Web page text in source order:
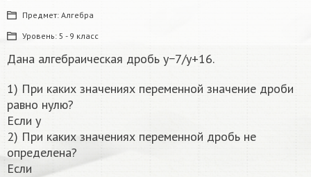
Предмет: Алгебра
Уровень: 5 - 9 класс
Дана алгебраическая дробь y−7/y+16.
1) При каких значениях переменной значение дроби
равно нулю?
Если y
2) При каких значениях переменной дробь не
определена?
Если